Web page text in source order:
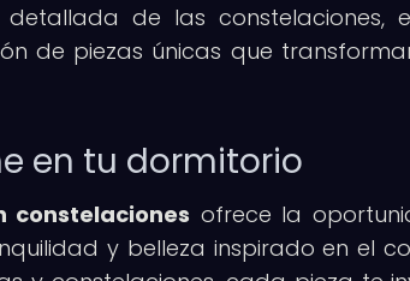
de las constelaciones,
de piezas únicas que
en tu dormitorio
ofrece la
y belleza inspirado en el